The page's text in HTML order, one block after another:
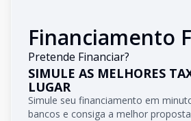
Financiamento
Pretende Financiar?
SIMULE AS MELHORES
LUGAR
Simule seu financiamento em
bancos e consiga a melhor